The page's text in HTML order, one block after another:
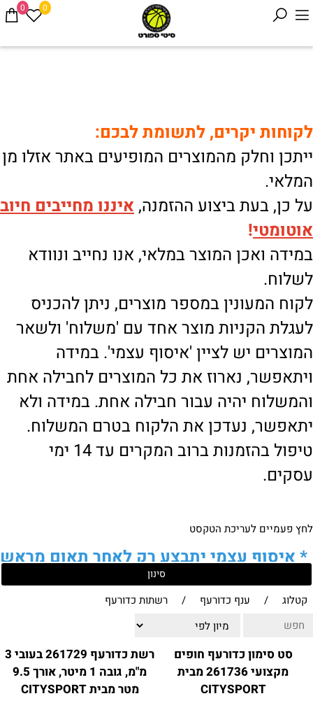
0 0
לקוחות יקרים, לתשומת לבכם:
ייתכן וחלק מהמוצרים המופיעים באתר אזלו מן
המלאי.
על כן, בעת ביצוע ההזמנה, איננו מחייבים חיוב
אוטומטי!
במידה ואכן המוצר במלאי, אנו נחייב ונוודא
לשלוח.
לקוח המעונין במספר מוצרים, ניתן להכניס
לעגלת הקניות מוצר אחד עם 'משלוח' ולשאר
המוצרים יש לציין 'איסוף עצמי'. במידה
ויתאפשר, נארוז את כל המוצרים לחבילה אחת
והמשלוח יהיה עבור חבילה אחת. במידה ולא
יתאפשר, נעדכן את הלקוח בטרם המשלוח.
טיפול בהזמנות ברוב המקרים עד 14 ימי
עסקים.
לחץ פעמיים לעריכת הטקסט
*איסוף עצמי יתבצע רק לאחר תאום מראש
של הלקוח מול נציגנו!
לבירור נוסף ניתן ליצור עמנו קשר:
ווטצאפ הודעות בלבד ):
מענה טלפוני: 04-8411075
,
04-8411010
בין השעות 9:00-17:00
סינון
קטלוג / ענף כדורעף / רשתות כדורעף
סט סימון כדורעף חופים
מקצועי 261736 מבית
CITYSPORT
רשת כדורעף 261729 בעובי 3
מ"מ, גובה 1 מיטר, אורך 9.5
מטר מבית CITYSPORT